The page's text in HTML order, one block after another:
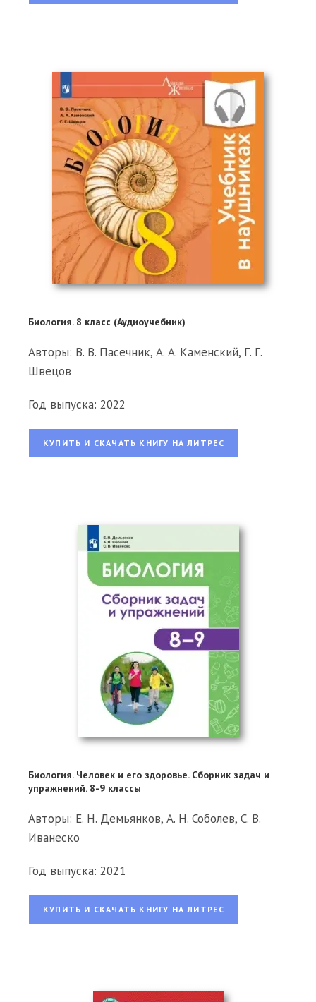
Биология. 8 класс (Аудиоучебник)
Авторы: В. В. Пасечник, А. А. Каменский, Г. Г.
Швецов
Год выпуска: 2022
КУПИТЬ И СКАЧАТЬ КНИГУ НА ЛИТРЕС
Биология. Человек и его здоровье. Сборник задач и
упражнений. 8-9 классы
Авторы: Е. Н. Демьянков, А. Н. Соболев, С. В.
Иванеско
Год выпуска: 2021
КУПИТЬ И СКАЧАТЬ КНИГУ НА ЛИТРЕС